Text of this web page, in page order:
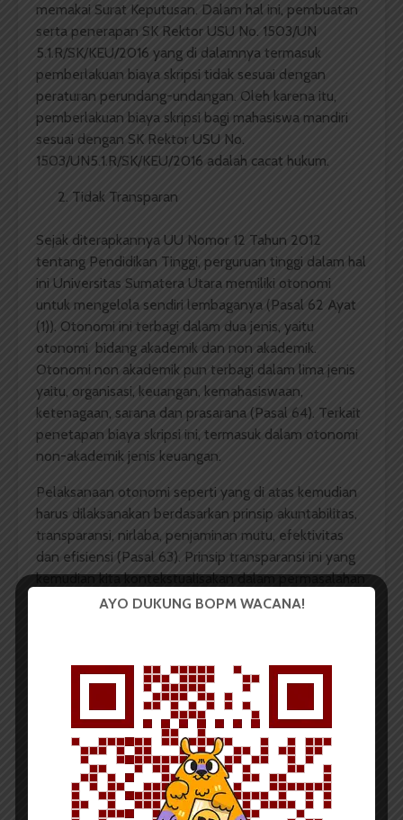
memakai Surat Keputusan. Dalam hal ini, pembuatan
serta penerapan SK Rektor USU No. 1503/UN
5.1.R/SK/KEU/2016 yang di dalamnya termasuk
pemberlakuan biaya skripsi tidak sesuai dengan
peraturan perundang-undangan. Oleh karena itu,
pemberlakuan biaya skripsi bagi mahasiswa mandiri
sesuai dengan SK Rektor USU No.
1503/UN5.1.R/SK/KEU/2016 adalah cacat hukum.
Tidak Transparan
Sejak diterapkannya UU Nomor 12 Tahun 2012
tentang Pendidikan Tinggi, perguruan tinggi dalam hal
ini Universitas Sumatera Utara memiliki otonomi
untuk mengelola sendiri lembaganya (Pasal 62 Ayat
(1)). Otonomi ini terbagi dalam dua jenis, yaitu
otonomi bidang akademik dan non akademik.
Otonomi non akademik pun terbagi dalam lima jenis
yaitu, organisasi, keuangan, kemahasiswaan,
ketenagaan, sarana dan prasarana (Pasal 64). Terkait
penetapan biaya skripsi ini, termasuk dalam otonomi
non-akademik jenis keuangan.
Pelaksanaan otonomi seperti yang di atas kemudian
harus dilaksanakan berdasarkan prinsip akuntabilitas,
transparansi, nirlaba, penjaminan mutu, efektivitas
dan efisiensi (Pasal 63). Prinsip transparansi ini yang
kemudian kita kontekstualisakan dalam permasalahan
tentang besaran biaya skripsi yaitu sebesar Rp.
2.500.000. Namun, lampiran ini tidak disertai
penjelasan ataupun penjabaran tentang alokasi dari
biaya skripsi tersebut. Penjelasan alokasi ini menjadi
penting sesuai prinsip yang diatur dalam UU Nomor
12 Tahun 2012. Apalagi biaya skripsi tidak pernah
sebelumnya dibebankan ke mahasiswa. Biaya skripsi
AYO DUKUNG BOPM WACANA!